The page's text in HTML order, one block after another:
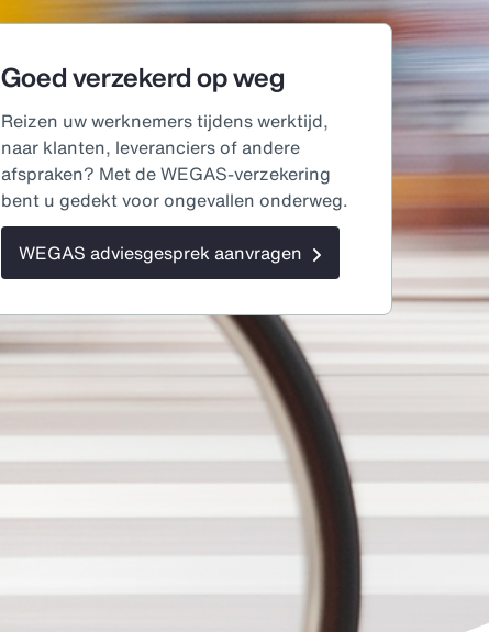
Goed verzekerd op weg
Reizen uw werknemers tijdens werktijd,
naar klanten, leveranciers of andere
afspraken? Met de WEGAS-verzekering
bent u gedekt voor ongevallen onderweg.
WEGAS adviesgesprek aanvragen